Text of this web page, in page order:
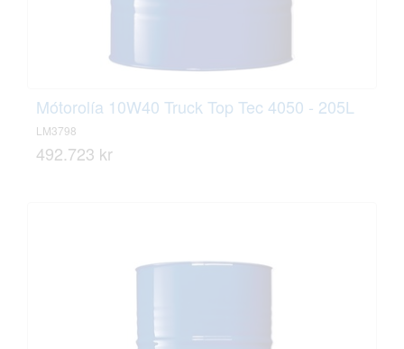
Mótorolía 10W40 Truck Top Tec 4050 - 205L
LM3798
492.723 kr